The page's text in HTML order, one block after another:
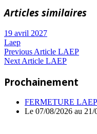
Articles similaires
19 avril 2027
Laep
Navigation
l’article
Previous ArticlePrevious
Post:
LAEP
Next ArticleNext
LAEP
Prochainement
FERMETURE LAEP
Le 07/08/2026 au 21/